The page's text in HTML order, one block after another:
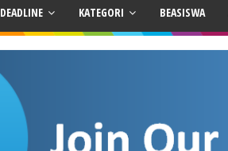
DEADLINE KATEGORI BEASISWA